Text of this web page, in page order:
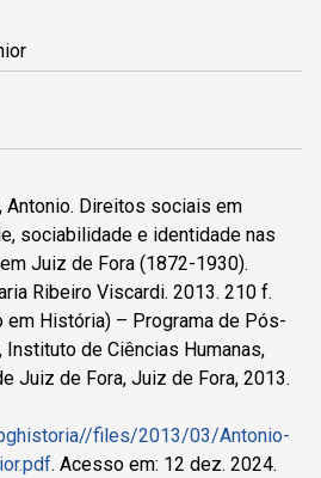
Antonio. Direitos sociais em
sociabilidade e identidade nas
Juiz de Fora (1872-1930).
Ribeiro Viscardi. 2013. 210 f.
em História) – Programa de Pós-
Instituto de Ciências Humanas,
Juiz de Fora, Juiz de Fora, 2013.
files/2013/03/Antonio-
. Acesso em: 12 dez. 2024.